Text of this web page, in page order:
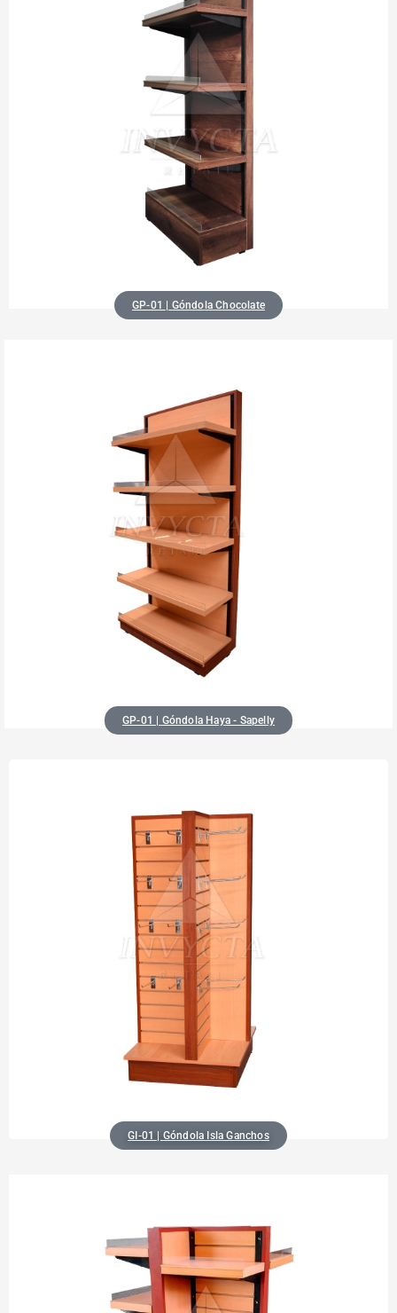
GP-01 | Góndola Chocolate
GP-01 | Góndola Haya - Sapelly
GI-01 | Góndola Isla Ganchos